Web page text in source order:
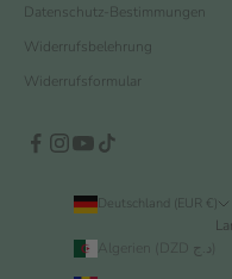
Datenschutz-Bestimmungen
Widerrufsbelehrung
Widerrufsformular
Deutschland (EUR €)